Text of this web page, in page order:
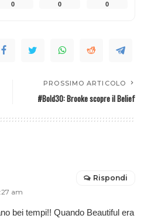
0 0 0
PROSSIMO ARTICOLO
#Bold30: Brooke scopre il Belief
am
bei tempi!! Quando Beautiful era
Rispondi